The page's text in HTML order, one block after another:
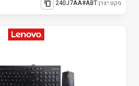
מקט יצרן:240J7AA#ABT